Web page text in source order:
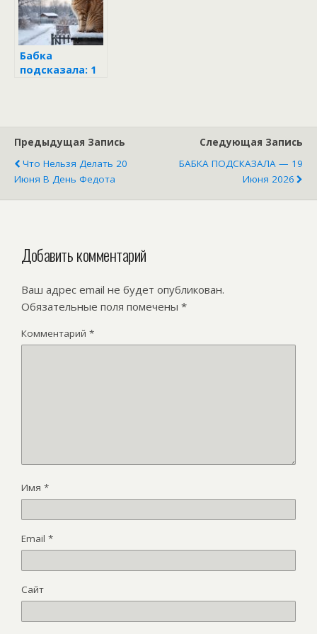
Климов день
Бабка
подсказала: 1
богато жить
Предыдущая Запись
Что Нельзя Делать 20
Июня В День Федота
Следующая Запись
БАБКА ПОДСКАЗАЛА — 19
Июня 2026
Добавить комментарий
Ваш адрес email не будет опубликован.
Обязательные поля помечены *
Комментарий *
Имя *
Email *
Сайт